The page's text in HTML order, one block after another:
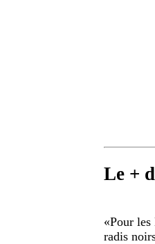
Le +
«Pour les
radis